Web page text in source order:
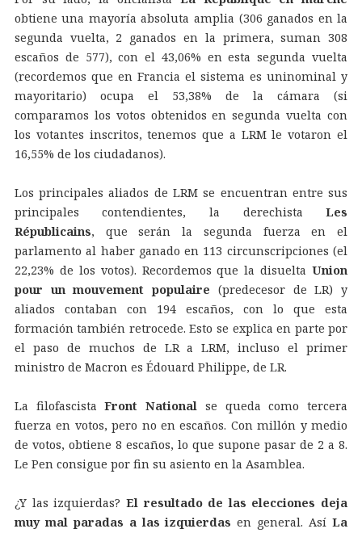
obtiene una mayoría absoluta amplia (306 ganados en la
segunda vuelta, 2 ganados en la primera, suman 308
escaños de 577), con el 43,06% en esta segunda vuelta
(recordemos que en Francia el sistema es uninominal y
mayoritario) ocupa el 53,38% de la cámara (si
comparamos los votos obtenidos en segunda vuelta con
los votantes inscritos, tenemos que a LRM le votaron el
16,55% de los ciudadanos).
Los principales aliados de LRM se encuentran entre sus
principales contendientes, la derechistaLes
Républicains, que serán la segunda fuerza en el
parlamento al haber ganado en 113 circunscripciones (el
22,23% de los votos). Recordemos que la disueltaUnion
pour un mouvement populaire (predecesor de LR) y
aliados contaban con 194 escaños, con lo que esta
formación también retrocede. Esto se explica en parte por
el paso de muchos de LR a LRM, incluso el primer
ministro de Macron es Édouard Philippe, de LR.
La filofascistaFront National se queda como tercera
fuerza en votos, pero no en escaños. Con millón y medio
de votos, obtiene 8 escaños, lo que supone pasar de 2 a 8.
Le Pen consigue por fin su asiento en la Asamblea.
¿Y las izquierdas? El resultado de las elecciones deja
muy mal paradas a las izquierdas en general. AsíLa